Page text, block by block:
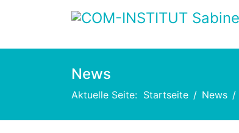
News
Aktuelle Seite: Startseite News